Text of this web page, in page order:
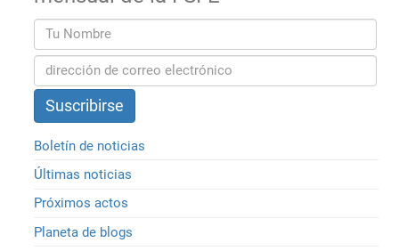
Boletín de noticias
Últimas noticias
Próximos actos
Planeta de blogs